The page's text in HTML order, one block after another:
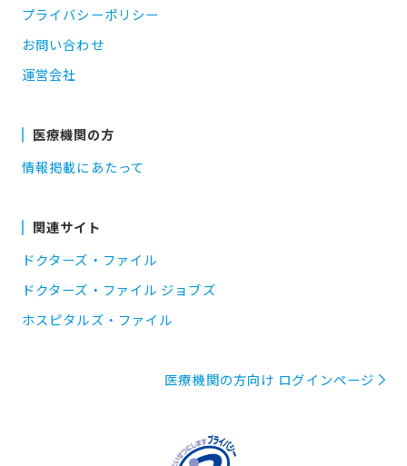
プライバシーポリシー
お問い合わせ
運営会社
医療機関の方
情報掲載にあたって
関連サイト
ドクターズ・ファイル
ドクターズ・ファイル ジョブズ
ホスピタルズ・ファイル
医療機関の方向け ログインページ